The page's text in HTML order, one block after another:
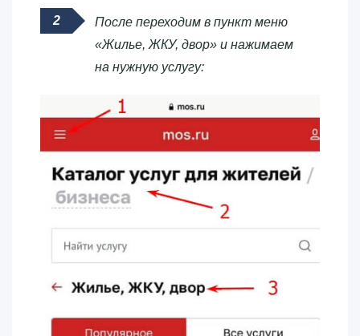
После переходим в пункт меню
«Жилье, ЖКУ, двор» и нажимаем
на нужную услугу: